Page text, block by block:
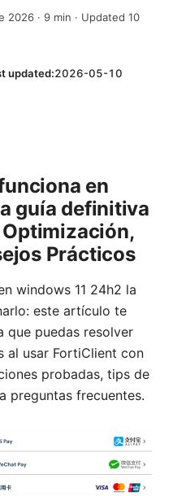
2026 · 9 min · Updated 10
updated:2026-05-10
en
guía definitiva
Prácticos
windows 11 24h2 la
este artículo te
que puedas resolver
al usar FortiClient con
probadas, tips de
preguntas frecuentes.